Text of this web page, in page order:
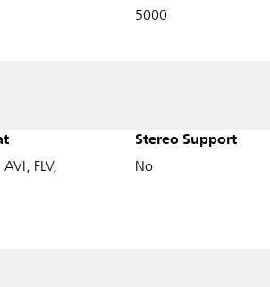
5000
Stereo Support
No
FLV,